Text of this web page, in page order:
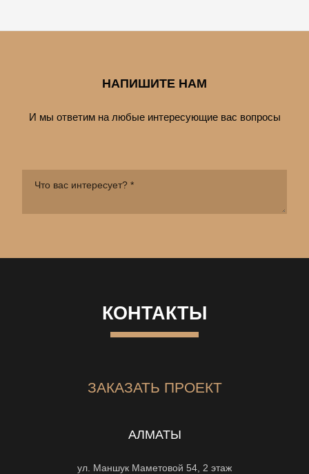
НАПИШИТЕ НАМ
И мы ответим на любые интересующие вас вопросы
КОНТАКТЫ
ЗАКАЗАТЬ ПРОЕКТ
АЛМАТЫ
ул. Маншук Маметовой 54, 2 этаж